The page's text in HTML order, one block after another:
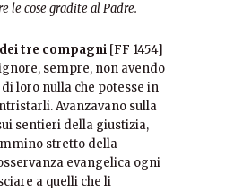
le cose gradite al Padre.
tre compagni [FF 1454]
sempre, non avendo
loro nulla che potesse in
Avanzavano sulla
sentieri della giustizia,
stretto della
evangelica ogni
a quelli che li